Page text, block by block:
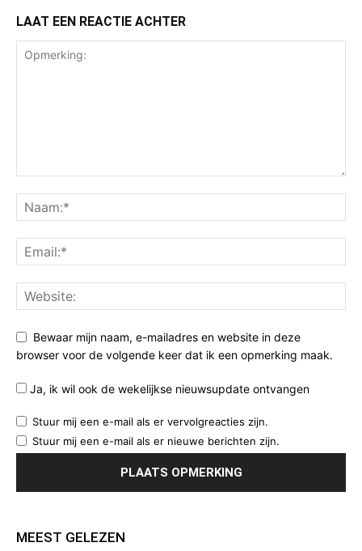
LAAT EEN REACTIE ACHTER
Bewaar mijn naam, e-mailadres en website in deze
browser voor de volgende keer dat ik een opmerking maak.
Ja, ik wil ook de wekelijkse nieuwsupdate ontvangen
Stuur mij een e-mail als er vervolgreacties zijn.
Stuur mij een e-mail als er nieuwe berichten zijn.
MEEST GELEZEN